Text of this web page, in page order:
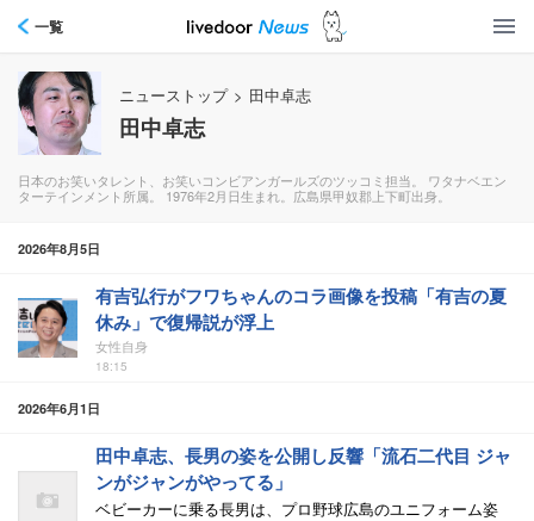
一覧
ニューストップ > 田中卓志
田中卓志
日本のお笑いタレント、お笑いコンビアンガールズのツッコミ担当。 ワタナベエン
ターテインメント所属。 1976年2月日生まれ。広島県甲奴郡上下町出身。
2026年8月5日
有吉弘行がフワちゃんのコラ画像を投稿「有吉の夏
休み」で復帰説が浮上
女性自身
18:15
2026年6月1日
田中卓志、長男の姿を公開し反響「流石二代目 ジャ
ンがジャンがやってる」
ベビーカーに乗る長男は、プロ野球広島のユニフォーム姿